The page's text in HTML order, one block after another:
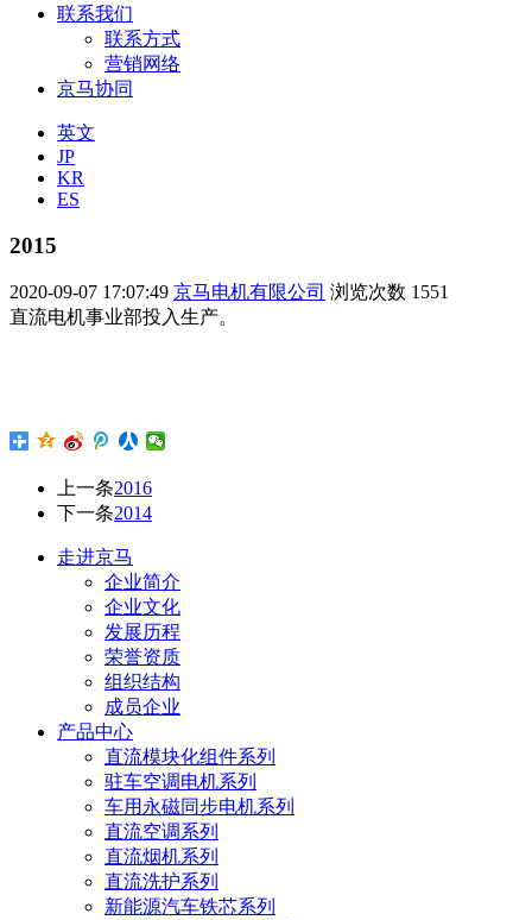
联系我们
联系方式
营销网络
京马协同
英文
JP
KR
ES
2015
2020-09-07 17:07:49 京马电机有限公司 浏览次数 1551
直流电机事业部投入生产。
上一条2016
下一条2014
走进京马
企业简介
企业文化
发展历程
荣誉资质
组织结构
成员企业
产品中心
直流模块化组件系列
驻车空调电机系列
车用永磁同步电机系列
直流空调系列
直流烟机系列
直流洗护系列
新能源汽车铁芯系列